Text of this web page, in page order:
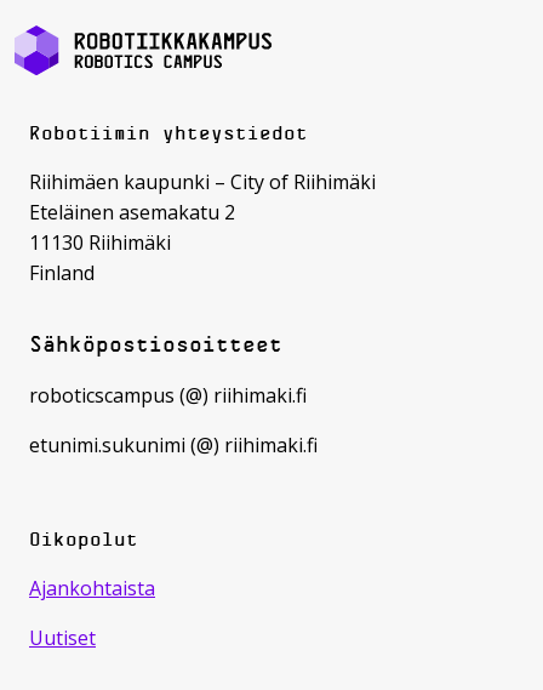
Robotiimin yhteystiedot
Riihimäen kaupunki – City of Riihimäki
Eteläinen asemakatu 2
11130 Riihimäki
Finland
Sähköpostiosoitteet
roboticscampus (@) riihimaki.fi
etunimi.sukunimi (@) riihimaki.fi
Oikopolut
Ajankohtaista
Uutiset